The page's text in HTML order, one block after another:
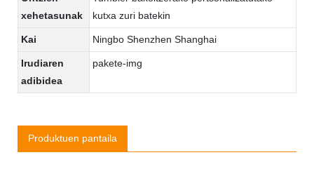
xehetasunak
kutxa zuri batekin
Kai Ningbo Shenzhen Shanghai
Irudiaren
adibidea
pakete-img
Produktuen pantaila